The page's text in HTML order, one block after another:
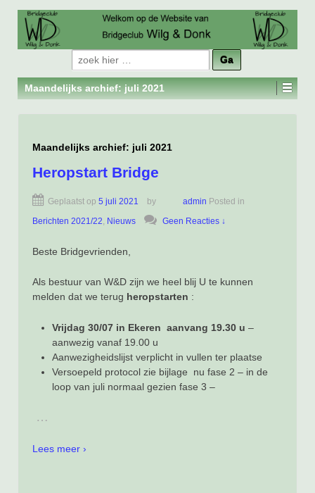
Zoeken
naar:
Maandelijks archief:juli 2021
Maandelijks archief: juli 2021
Heropstart Bridge
Geplaatst op 5 juli 2021 by admin Posted in
Berichten 2021/22 Nieuws Geen Reacties ↓
Beste Bridgevrienden,
Als bestuur van W&D zijn we heel blij U te kunnen
melden dat we terug heropstarten :
Vrijdag 30/07 in Ekeren aanvang 19.30 u –
aanwezig vanaf 19.00 u
Aanwezigheidslijst verplicht in vullen ter plaatse
Versoepeld protocol zie bijlage nu fase 2 – in de
loop van juli normaal gezien fase 3 –
…
Lees meer ›